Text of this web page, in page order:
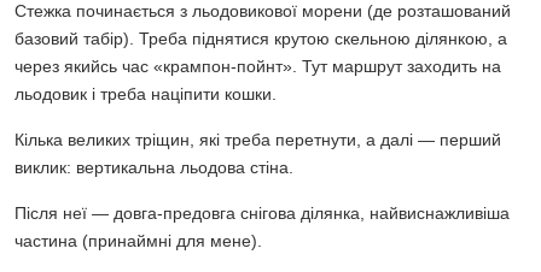
Стежка починається з льодовикової морени (де розташований
базовий табір). Треба піднятися крутою скельною ділянкою, а
через якийсь час «крампон-пойнт». Тут маршрут заходить на
льодовик і треба націпити кошки.
Кілька великих тріщин, які треба перетнути, а далі — перший
виклик: вертикальна льодова стіна.
Після неї — довга-предовга снігова ділянка, найвиснажливіша
частина (принаймні для мене).